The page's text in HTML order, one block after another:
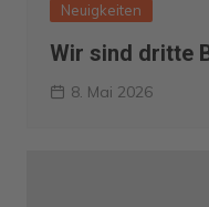
Neuigkeiten
Wir sind dritte
8. Mai 2026